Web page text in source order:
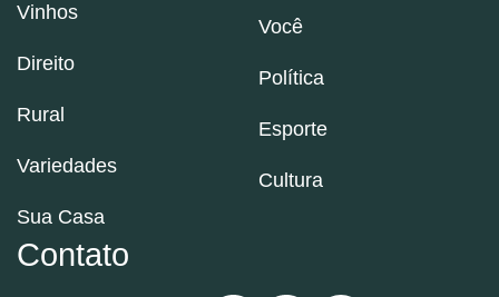
Vinhos
Direito
Rural
Variedades
Sua Casa
Você
Política
Esporte
Cultura
Contato